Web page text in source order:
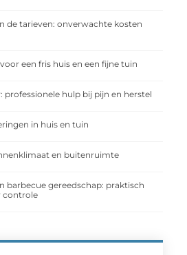
de tarieven: onverwachte kosten
een fris huis en een fijne tuin
professionele hulp bij pijn en herstel
in huis en tuin
en buitenruimte
barbecue gereedschap: praktisch
controle